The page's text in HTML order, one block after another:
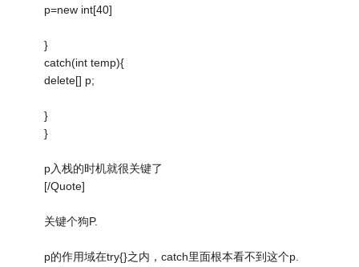
p=new int[40]
}
catch(int temp){
delete[] p;
}
}
p入栈的时机就很关键了
[/Quote]
关键个狗P.
p的作用域在try{}之内，catch里面根本看不到这个p.